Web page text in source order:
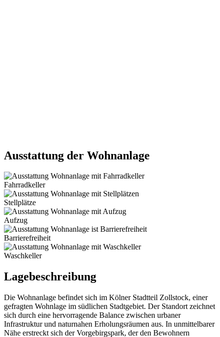
Ausstattung der Wohnanlage
Fahrradkeller
Stellplätze
Aufzug
Barrierefreiheit
Waschkeller
Lagebeschreibung
Die Wohnanlage befindet sich im Kölner Stadtteil Zollstock, einer
gefragten Wohnlage im südlichen Stadtgebiet. Der Standort zeichnet
sich durch eine hervorragende Balance zwischen urbaner
Infrastruktur und naturnahen Erholungsräumen aus. In unmittelbarer
Nähe erstreckt sich der Vorgebirgspark, der den Bewohnern